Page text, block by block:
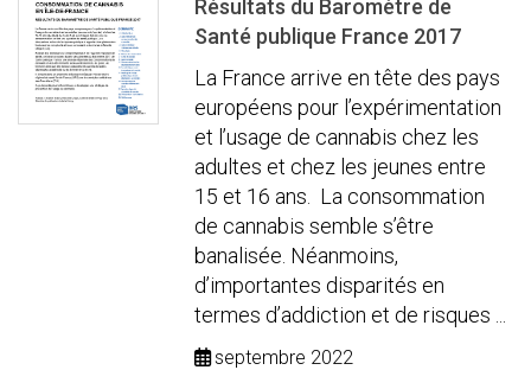
Résultats du Baromètre de
Santé publique France 2017
La France arrive en tête des pays
européens pour l’expérimentation
et l’usage de cannabis chez les
adultes et chez les jeunes entre
15 et 16 ans. La consommation
de cannabis semble s’être
banalisée. Néanmoins,
d’importantes disparités en
termes d’addiction et de risques ...
septembre 2022